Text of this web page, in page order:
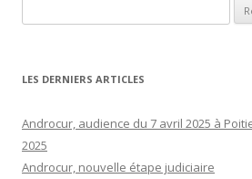
LES DERNIERS ARTICLES
Androcur, audience du 7 avril 2025 à
2025
Androcur, nouvelle étape judiciaire